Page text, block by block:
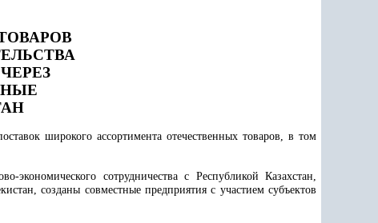
широкого ассортимента отечественных товаров, в том
сотрудничества с Республикой Казахстан,
созданы совместные предприятия с участием субъектов